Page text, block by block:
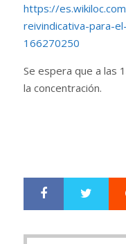
https://
reivindicativa-para-
166270250
Se espera que a las
la concentración.
r
e